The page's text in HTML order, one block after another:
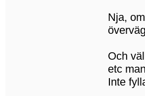
Nja,
Och
etc
Inte